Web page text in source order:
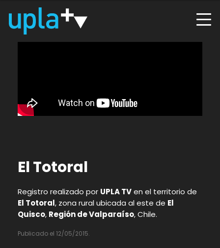
El Totoral
Registro realizado por UPLA TVen el territorio de
El Totoral, zona rural ubicada al este de El
Quisco, Región de Valparaíso, Chile.
Publicado el 12/05/2015.